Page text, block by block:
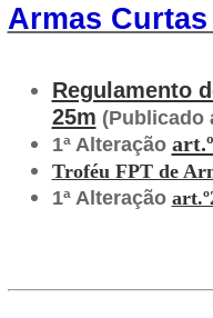
Armas
Regulamento
25m (Publicado
1ª Alteração
Troféu FPT de
1ª Alteração